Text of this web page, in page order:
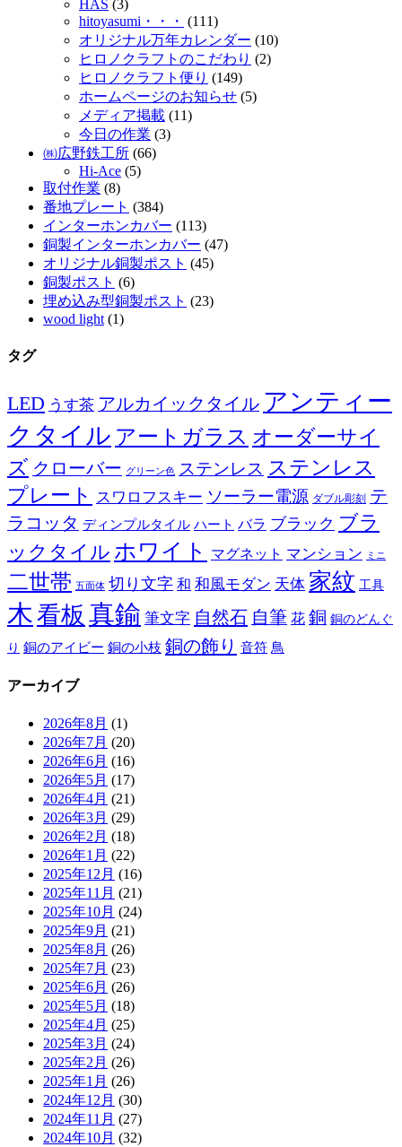
HAS (3)
hitoyasumi・・・ (111)
オリジナル万年カレンダー (10)
ヒロノクラフトのこだわり (2)
ヒロノクラフト便り (149)
ホームページのお知らせ (5)
メディア掲載 (11)
今日の作業 (3)
㈱広野鉄工所 (66)
Hi-Ace (5)
取付作業 (8)
番地プレート (384)
インターホンカバー (113)
銅製インターホンカバー (47)
オリジナル銅製ポスト (45)
銅製ポスト (6)
埋め込み型銅製ポスト (23)
wood light (1)
タグ
LED うす茶 アルカイックタイル アンティー
クタイル アートガラス オーダーサイ
ズ クローバー グリーン色 ステンレス ステンレス
プレート スワロフスキー ソーラー電源 ダブル彫刻 テ
ラコッタ ディンプルタイル ハート バラ ブラック ブラ
ックタイル ホワイト マグネット マンション ミニ
二世帯 五面体 切り文字 和 和風モダン 天体 家紋 工具
木看板 真鍮 筆文字 自然石 自筆 花 銅 銅のどんぐ
り 銅のアイビー 銅の小枝 銅の飾り 音符 鳥
アーカイブ
2026年8月 (1)
2026年7月 (20)
2026年6月 (16)
2026年5月 (17)
2026年4月 (21)
2026年3月 (29)
2026年2月 (18)
2026年1月 (22)
2025年12月 (16)
2025年11月 (21)
2025年10月 (24)
2025年9月 (21)
2025年8月 (26)
2025年7月 (23)
2025年6月 (26)
2025年5月 (18)
2025年4月 (25)
2025年3月 (24)
2025年2月 (26)
2025年1月 (26)
2024年12月 (30)
2024年11月 (27)
2024年10月 (32)